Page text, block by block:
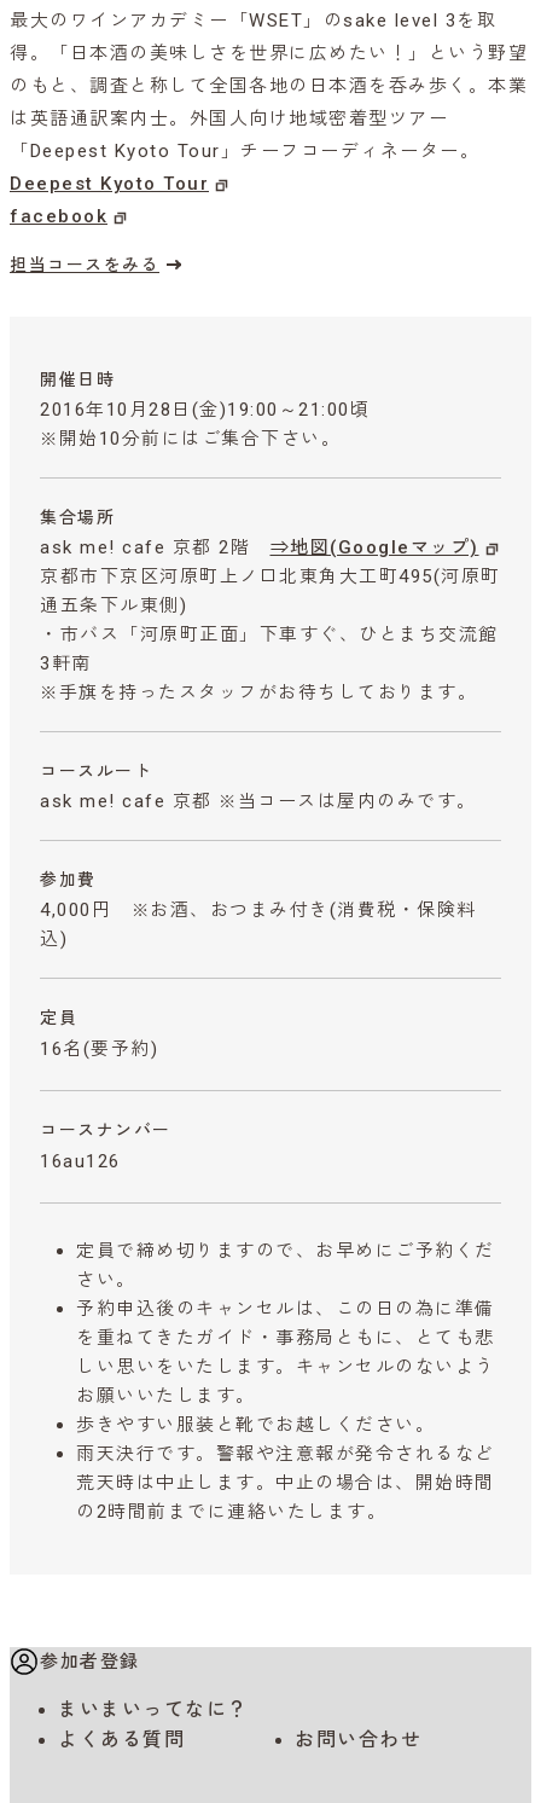
最大のワインアカデミー「WSET」のsake level 3を取
得。「日本酒の美味しさを世界に広めたい！」という野望
のもと、調査と称して全国各地の日本酒を呑み歩く。本業
は英語通訳案内士。外国人向け地域密着型ツアー
「Deepest Kyoto Tour」チーフコーディネーター。
Deepest Kyoto Tour
facebook
担当コースをみる
開催日時
2016年10月28日(金)19:00～21:00頃
※開始10分前にはご集合下さい。
集合場所
ask me! cafe 京都 2階 ⇒地図(Googleマップ)
京都市下京区河原町上ノ口北東角大工町495(河原町
通五条下ル東側)
・市バス「河原町正面」下車すぐ、ひとまち交流館
3軒南
※手旗を持ったスタッフがお待ちしております。
コースルート
ask me! cafe 京都 ※当コースは屋内のみです。
参加費
4,000円 ※お酒、おつまみ付き (消費税・保険料
込)
定員
16名(要予約)
コースナンバー
16au126
定員で締め切りますので、お早めにご予約くだ
さい。
予約申込後のキャンセルは、この日の為に準備
を重ねてきたガイド・事務局ともに、とても悲
しい思いをいたします。キャンセルのないよう
お願いいたします。
歩きやすい服装と靴でお越しください。
雨天決行です。警報や注意報が発令されるなど
荒天時は中止します。中止の場合は、開始時間
の2時間前までに連絡いたします。
参加者登録
まいまいってなに？
よくある質問
お問い合わせ